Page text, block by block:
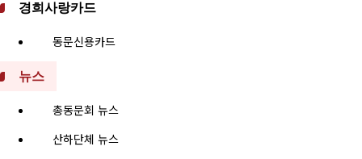
경희사랑카드
동문신용카드
뉴스
총동문회 뉴스
산하단체 뉴스